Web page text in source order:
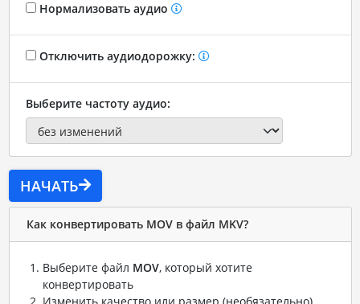
Нормализовать аудио
Отключить аудиодорожку:
Выберите частоту аудио:
НАЧАТЬ
Как конвертировать MOV в файл MKV?
Выберите файл MOV, который хотите
конвертировать